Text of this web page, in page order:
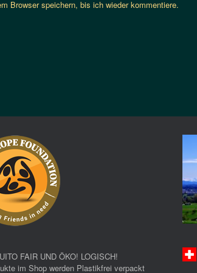
Browser speichern, bis ich wieder kommentiere.
FAIR UND ÖKO! LOGISCH!
im Shop werden Plastikfrei verpackt